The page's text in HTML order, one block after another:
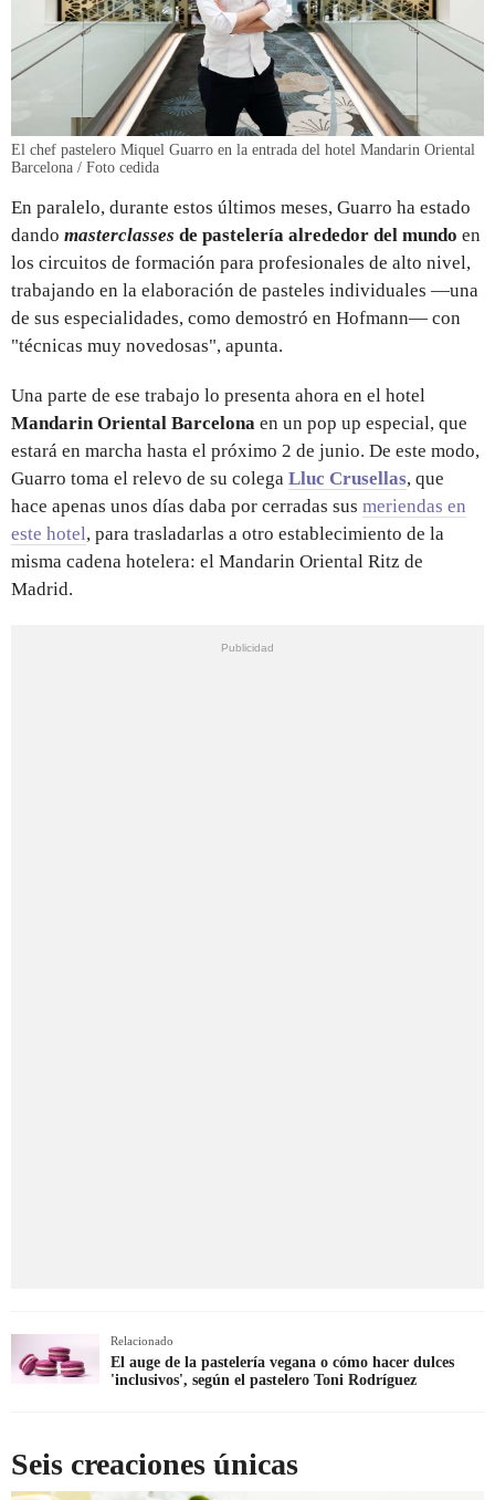
El chef pastelero Miquel Guarro en la entrada del hotel Mandarin Oriental
Barcelona / Foto cedida
En paralelo, durante estos últimos meses, Guarro ha estado
dando masterclasses de pastelería alrededor del mundo en
los circuitos de formación para profesionales de alto nivel,
trabajando en la elaboración de pasteles individuales —una
de sus especialidades, como demostró en Hofmann— con
"técnicas muy novedosas", apunta.
Una parte de ese trabajo lo presenta ahora en el hotel
Mandarin Oriental Barcelona en un pop up especial, que
estará en marcha hasta el próximo 2 de junio. De este modo,
Guarro toma el relevo de su colega Lluc Crusellas, que
hace apenas unos días daba por cerradas sus meriendas en
este hotel, para trasladarlas a otro establecimiento de la
misma cadena hotelera: el Mandarin Oriental Ritz de
Madrid.
Relacionado
El auge de la pastelería vegana o cómo hacer dulces
'inclusivos', según el pastelero Toni Rodríguez
Seis creaciones únicas